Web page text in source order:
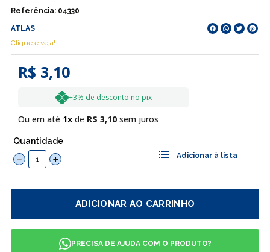
Referência: 04330
ATLAS
Clique e veja!
R$ 3,10
+3% de desconto no pix
Ou em até 1 R$ 3,10 sem juros
Quantidade
＋
－
ADICIONAR AO CARRINHO
PRECISA DE AJUDA COM O PRODUTO?